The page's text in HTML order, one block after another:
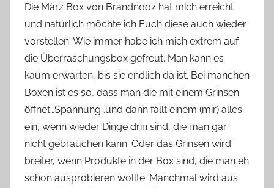
mehr
n
Y
v
o
n
n
e
Die März Box von Brandnooz hat mich erreicht
und natürlich möchte ich Euch diese auch wieder
vorstellen. Wie immer habe ich mich extrem auf
die Überraschungsbox gefreut. Man kann es
kaum erwarten, bis sie endlich da ist. Bei manchen
Boxen ist es so, dass man die mit einem Grinsen
öffnet…Spannung…und dann fällt einem (mir) alles
ein, wenn wieder Dinge drin sind, die man gar
nicht gebrauchen kann. Oder das Grinsen wird
breiter, wenn Produkte in der Box sind, die man eh
schon ausprobieren wollte. Manchmal wird aus